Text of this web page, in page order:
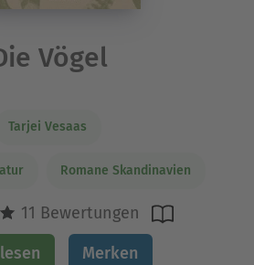
Vögel
Tarjei Vesaas
Romane Skandinavien
11 Bewertungen
Merken